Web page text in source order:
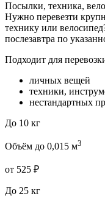
Посылки, техника,
Нужно перевезти
технику или
послезавтра по
Подходит для
личных вещей
техники,
нестандартных
До 10 кг
Объём до 0,015 м3
от 525 ₽
До 25 кг